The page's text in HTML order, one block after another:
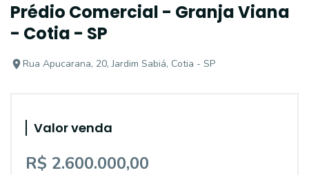
Prédio Comercial - Granja Viana
- Cotia - SP
Rua Apucarana, 20, Jardim Sabiá, Cotia - SP
Valor venda
R$ 2.600.000,00